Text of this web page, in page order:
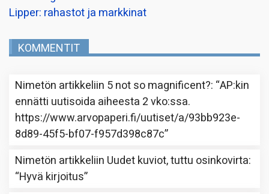
Lipper: rahastot ja markkinat
KOMMENTIT
Nimetön artikkeliin 5 not so magnificent?: “AP:kin
ennätti uutisoida aiheesta 2 vko:ssa.
https://www.arvopaperi.fi/uutiset/a/93bb923e-
8d89-45f5-bf07-f957d398c87c”
Nimetön artikkeliin Uudet kuviot, tuttu osinkovirta:
“Hyvä kirjoitus”